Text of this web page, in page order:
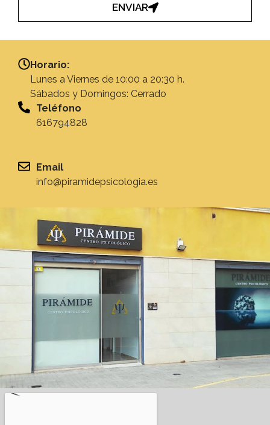
ENVIAR
Horario:
Lunes a Viernes de 10:00 a 20:30 h.
Sábados y Domingos: Cerrado
Teléfono
616794828
Email
info@piramidepsicologia.es